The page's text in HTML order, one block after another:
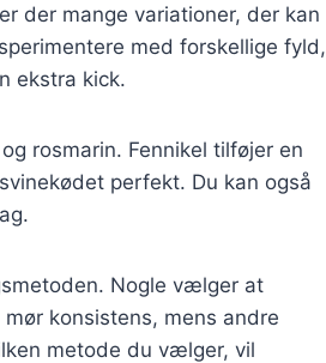
der mange variationer, der kan
med forskellige fyld,
ekstra kick.
rosmarin. Fennikel tilføjer en
perfekt. Du kan også
Nogle vælger at
konsistens, mens andre
metode du vælger, vil